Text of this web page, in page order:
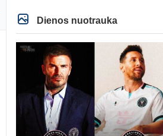
Dienos nuotrauka